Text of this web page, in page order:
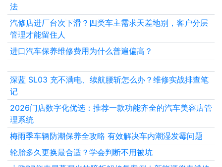
法
汽修店进厂台次下滑？四类车主需求天差地别，客户分层
管理才能留住人
进口汽车保养维修费用为什么普遍偏高？
深蓝 SL03 充不满电、续航腰斩怎么办？维修实战排查笔
记
2026门店数字化优选：推荐一款功能齐全的汽车美容店管
理系统
梅雨季车辆防潮保养全攻略 有效解决车内潮湿发霉问题
轮胎多久更换最合适？学会判断不用被坑